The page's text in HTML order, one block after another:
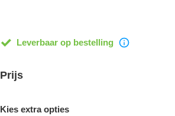
Leverbaar op bestelling
Prijs
Kies extra opties